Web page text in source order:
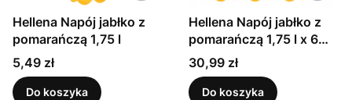
Hellena Napój jabłko z
pomarańczą 1,75 l
Cena
5,49 zł
Do koszyka
Hellena Napój jabłko z
pomarańczą 1,75 l x 6
sztuk
Cena
30,99 zł
Do koszyka